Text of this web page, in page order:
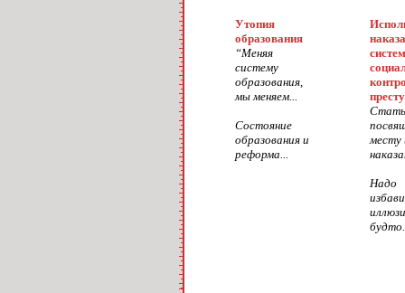
Утопия
образования
“Меняя
систему
образования,
мы меняем...
Состояние
образования и
реформа...
месту
Надо